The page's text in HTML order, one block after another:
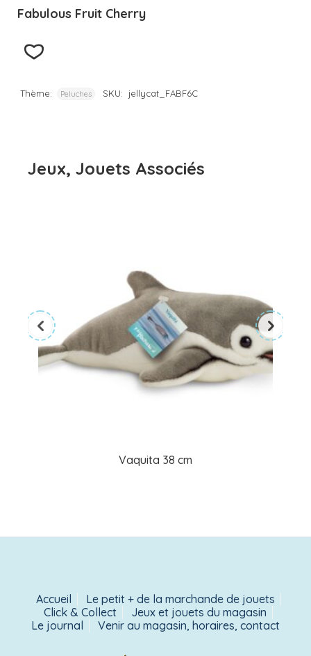
Fabulous Fruit Cherry
Thème: Peluches SKU: jellycat_FABF6C
Jeux, Jouets Associés
Vaquita 38 cm
Accueil
Le petit + de la marchande de jouets
Click & Collect
Jeux et jouets du magasin
Le journal
Venir au magasin, horaires, contact